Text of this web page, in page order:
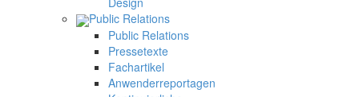
Public Relations
Public Relations
Pressetexte
Fachartikel
Anwenderreportagen